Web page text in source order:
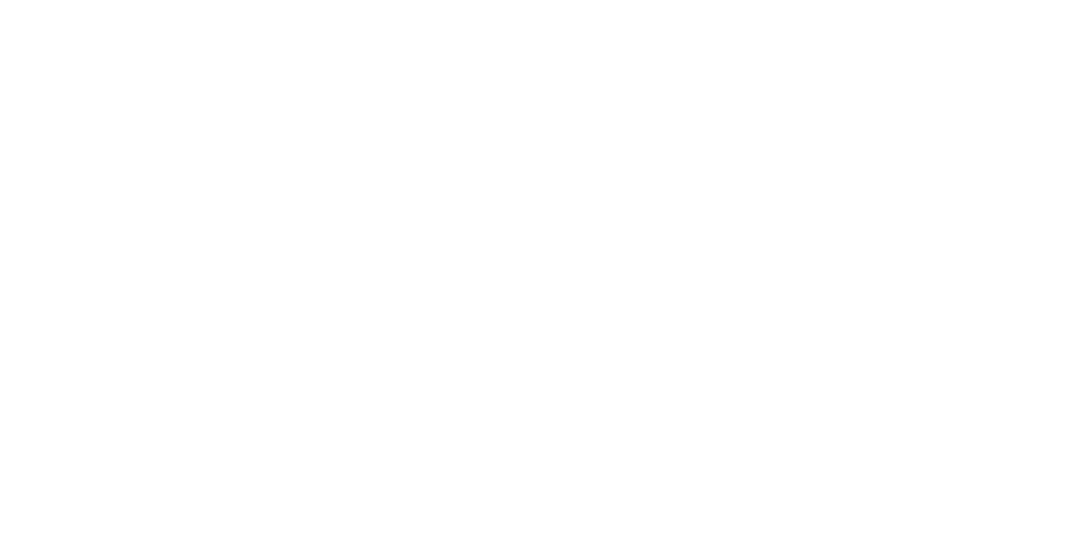
mă accept pe mine însămi. Tapotarea a făcut posibil acest lucru și de aici au urmat rezultate incredibile
să pierzi kilograme? Pentru a înțelege acest lucru, trebuie să înțelegi mai întâi cum îți afectează stresul
organismul tău secretă cortizol în exces, fenomen asociat cu: apetitul crescut, pofta de zahăr și
în situații stresante, organismul tău intră într-o reacție de tipul luptă sau fugi. Corpul secretă multă
sângelui, ritmul cardiac și glicemia cresc toate simultan. Astfel, toată energia ta este direcționată spre
puțin importante, precum digestia, sunt încetinite sau blocate de-a dreptul. Cu cât ești mai mult timp
tăi au mai mult de suferit. Cu alte cuvinte, degeaba mănânci puțin și faci exerciții fizice, dacă funcții